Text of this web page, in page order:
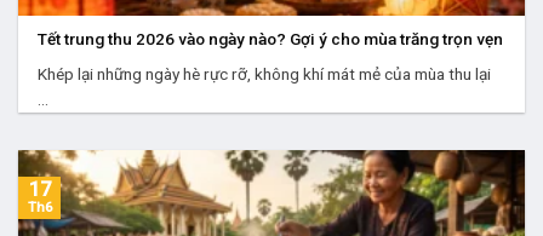
Tết trung thu 2026 vào ngày nào? Gợi ý cho mùa trăng trọn vẹn
Khép lại những ngày hè rực rỡ, không khí mát mẻ của mùa thu lại
17
Th6